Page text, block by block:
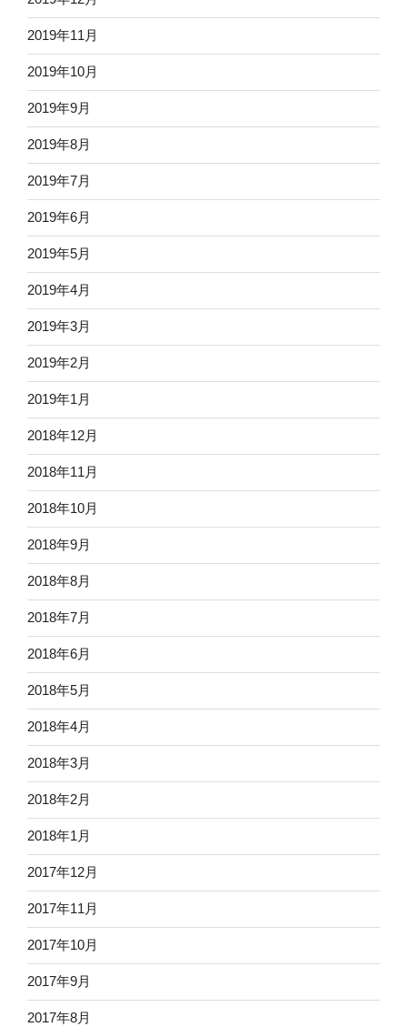
2019年11月
2019年10月
2019年9月
2019年8月
2019年7月
2019年6月
2019年5月
2019年4月
2019年3月
2019年2月
2019年1月
2018年12月
2018年11月
2018年10月
2018年9月
2018年8月
2018年7月
2018年6月
2018年5月
2018年4月
2018年3月
2018年2月
2018年1月
2017年12月
2017年11月
2017年10月
2017年9月
2017年8月